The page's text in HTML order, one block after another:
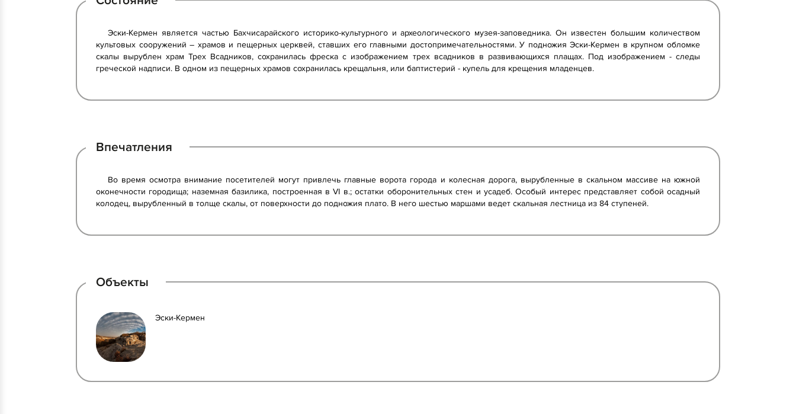
Эски-Кермен является частью Бахчисарайского историко-культурного и археологического музея-заповедника. Он известен большим количеством
культовых сооружений – храмов и пещерных церквей, ставших его главными достопримечательностями. У подножия Эски-Кермен в крупном обломке
скалы вырублен храм Трех Всадников, сохранилась фреска с изображением трех всадников в развивающихся плащах. Под изображением - следы
греческой надписи. В одном из пещерных храмов сохранилась крещальня, или баптистерий - купель для крещения младенцев.
Впечатления
Во время осмотра внимание посетителей могут привлечь главные ворота города и колесная дорога, вырубленные в скальном массиве на южной
оконечности городища; наземная базилика, построенная в VI в.; остатки оборонительных стен и усадеб. Особый интерес представляет собой осадный
колодец, вырубленный в толще скалы, от поверхности до подножия плато. В него шестью маршами ведет скальная лестница из 84 ступеней.
Объекты
Эски-Кермен